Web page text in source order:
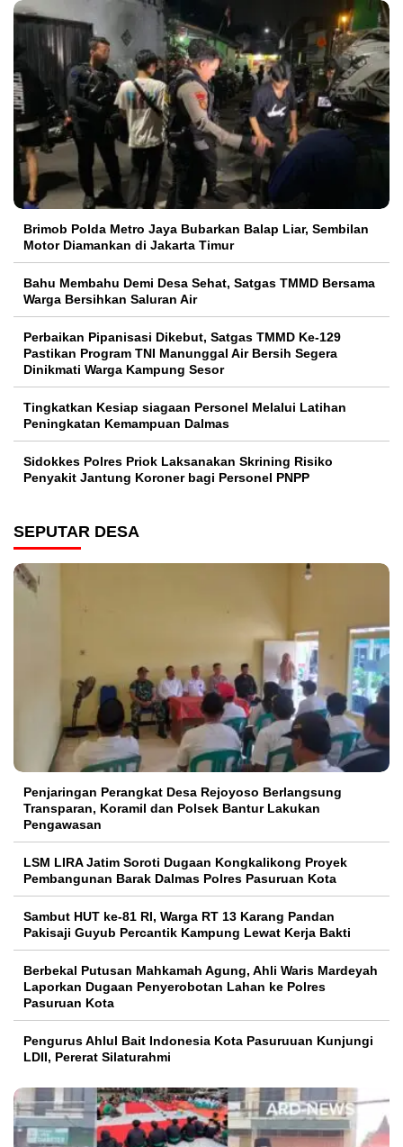
Brimob Polda Metro Jaya Bubarkan Balap Liar, Sembilan
Motor Diamankan di Jakarta Timur
Bahu Membahu Demi Desa Sehat, Satgas TMMD Bersama
Warga Bersihkan Saluran Air
Perbaikan Pipanisasi Dikebut, Satgas TMMD Ke-129
Pastikan Program TNI Manunggal Air Bersih Segera
Dinikmati Warga Kampung Sesor
Tingkatkan Kesiap siagaan Personel Melalui Latihan
Peningkatan Kemampuan Dalmas
Sidokkes Polres Priok Laksanakan Skrining Risiko
Penyakit Jantung Koroner bagi Personel PNPP
SEPUTAR DESA
Penjaringan Perangkat Desa Rejoyoso Berlangsung
Transparan, Koramil dan Polsek Bantur Lakukan
Pengawasan
LSM LIRA Jatim Soroti Dugaan Kongkalikong Proyek
Pembangunan Barak Dalmas Polres Pasuruan Kota
Sambut HUT ke-81 RI, Warga RT 13 Karang Pandan
Pakisaji Guyub Percantik Kampung Lewat Kerja Bakti
Berbekal Putusan Mahkamah Agung, Ahli Waris Mardeyah
Laporkan Dugaan Penyerobotan Lahan ke Polres
Pasuruan Kota
Pengurus Ahlul Bait Indonesia Kota Pasuruuan Kunjungi
LDII, Pererat Silaturahmi